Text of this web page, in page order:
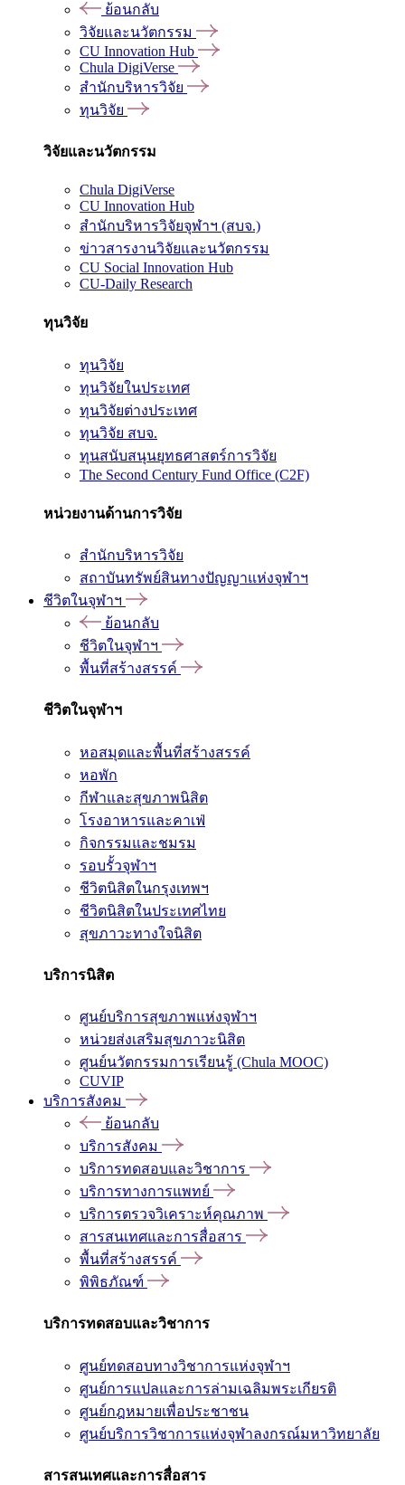
ย้อนกลับ
วิจัยและนวัตกรรม
CU Innovation Hub
Chula DigiVerse
สำนักบริหารวิจัย
ทุนวิจัย
วิจัยและนวัตกรรม
Chula DigiVerse
CU Innovation Hub
สำนักบริหารวิจัยจุฬาฯ (สบจ.)
ข่าวสารงานวิจัยและนวัตกรรม
CU Social Innovation Hub
CU-Daily Research
ทุนวิจัย
ทุนวิจัย
ทุนวิจัยในประเทศ
ทุนวิจัยต่างประเทศ
ทุนวิจัย สบจ.
ทุนสนับสนุนยุทธศาสตร์การวิจัย
The Second Century Fund Office (C2F)
หน่วยงานด้านการวิจัย
สำนักบริหารวิจัย
สถาบันทรัพย์สินทางปัญญาแห่งจุฬาฯ
ชีวิตในจุฬาฯ
ย้อนกลับ
ชีวิตในจุฬาฯ
พื้นที่สร้างสรรค์
ชีวิตในจุฬาฯ
หอสมุดและพื้นที่สร้างสรรค์
หอพัก
กีฬาและสุขภาพนิสิต
โรงอาหารและคาเฟ่
กิจกรรมและชมรม
รอบรั้วจุฬาฯ
ชีวิตนิสิตในกรุงเทพฯ
ชีวิตนิสิตในประเทศไทย
สุขภาวะทางใจนิสิต
บริการนิสิต
ศูนย์บริการสุขภาพแห่งจุฬาฯ
หน่วยส่งเสริมสุขภาวะนิสิต
ศูนย์นวัตกรรมการเรียนรู้ (Chula MOOC)
CUVIP
บริการสังคม
ย้อนกลับ
บริการสังคม
บริการทดสอบและวิชาการ
บริการทางการแพทย์
บริการตรวจวิเคราะห์คุณภาพ
สารสนเทศและการสื่อสาร
พื้นที่สร้างสรรค์
พิพิธภัณฑ์
บริการทดสอบและวิชาการ
ศูนย์ทดสอบทางวิชาการแห่งจุฬาฯ
ศูนย์การแปลและการล่ามเฉลิมพระเกียรติ
ศูนย์กฎหมายเพื่อประชาชน
ศูนย์บริการวิชาการแห่งจุฬาลงกรณ์มหาวิทยาลัย
สารสนเทศและการสื่อสาร